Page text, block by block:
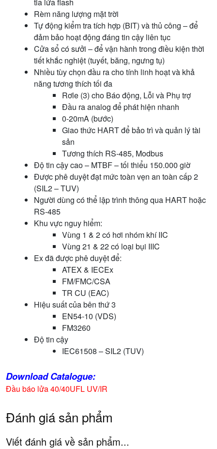
Rèm năng lượng mặt trời
Tự động kiểm tra tích hợp (BIT) và thủ công – để
đảm bảo hoạt động đáng tin cậy liên tục
Cửa sổ có sưởi – để vận hành trong điều kiện thời
tiết khắc nghiệt (tuyết, băng, ngưng tụ)
Nhiều tùy chọn đầu ra cho tính linh hoạt và khả
năng tương thích tối đa
Rơle (3) cho Báo động, Lỗi và Phụ trợ
Đầu ra analog để phát hiện nhanh
0-20mA (bước)
Giao thức HART để bảo trì và quản lý tài
sản
Tương thích RS-485, Modbus
Độ tin cậy cao – MTBF – tối thiểu 150.000 giờ
Được phê duyệt đạt mức toàn vẹn an toàn cấp 2
(SIL2 – TUV)
Người dùng có thể lập trình thông qua HART hoặc
RS-485
Khu vực nguy hiểm:
Vùng 1 & 2 có hơi nhóm khí IIC
Vùng 21 & 22 có loại bụi IIIC
Ex đã được phê duyệt để:
ATEX & IECEx
FM/FMC/CSA
TR CU (EAC)
Hiệu suất của bên thứ 3
EN54-10 (VDS)
FM3260
Độ tin cậy
IEC61508 – SIL2 (TUV)
Download Catalogue:
Đầu báo lửa 40/40UFL UV/IR
Đánh giá sản phẩm
Viết đánh giá về sản phẩm...